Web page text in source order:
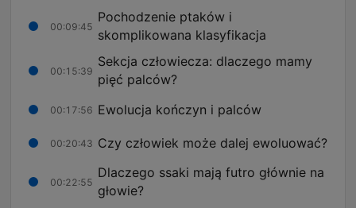
00:09:45
Pochodzenie ptaków i
skomplikowana klasyfikacja
00:15:39
Sekcja człowiecza: dlaczego mamy
pięć palców?
00:17:56 Ewolucja kończyn i palców
00:20:43 Czy człowiek może dalej ewoluować?
00:22:55
Dlaczego ssaki mają futro głównie na
głowie?